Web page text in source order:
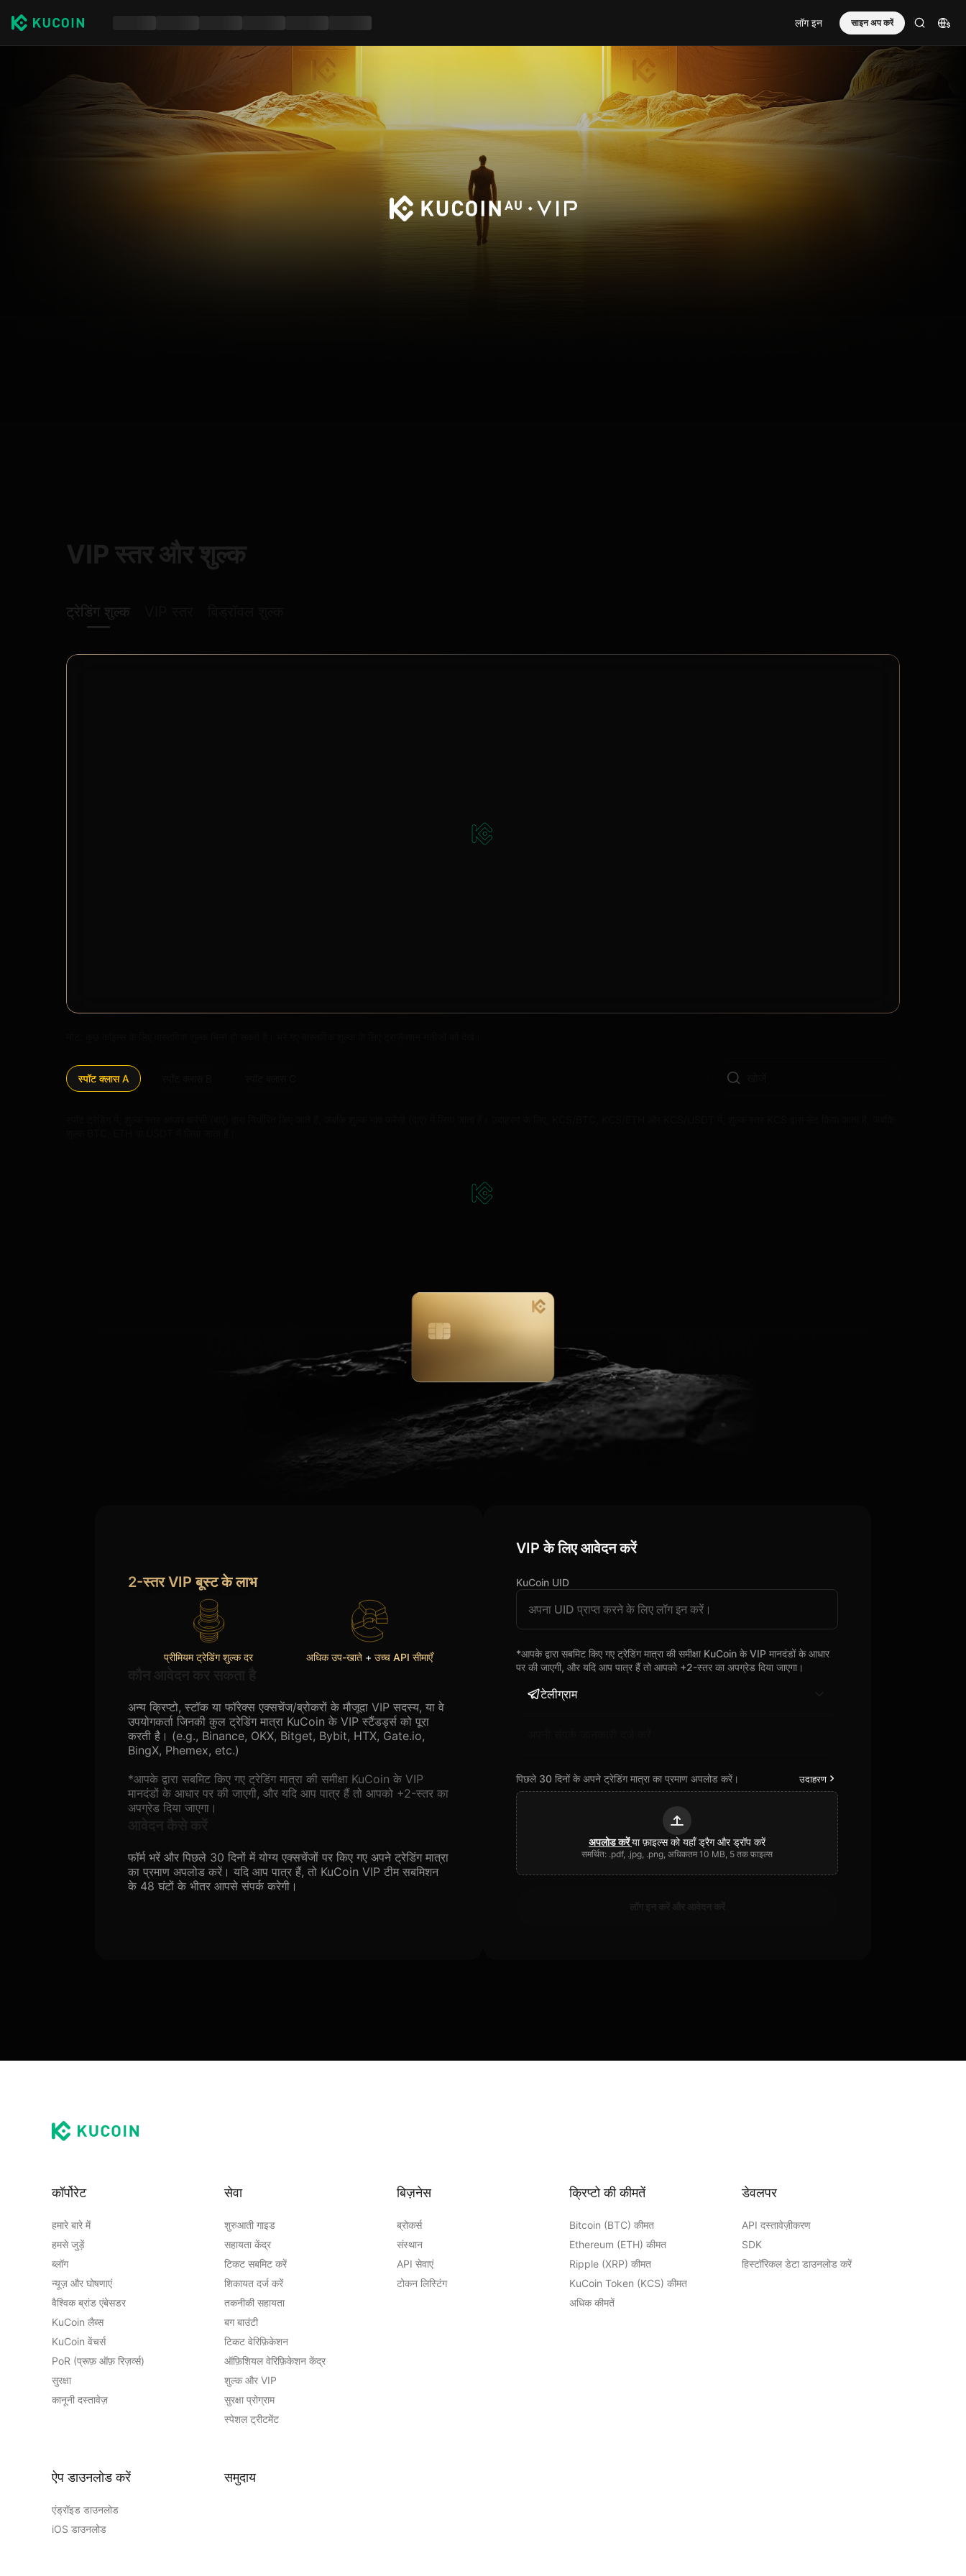
लॉग इन साइन अप करें
VIP स्तर और शुल्क
ट्रेडिंग शुल्क
स्पॉट क्लास A
2-स्तर VIP बूस्ट के लाभ
प्रीमियम ट्रेडिंग शुल्क दर अधिक उप-खाते + उच्च API सीमाएँ
अन्य क्रिप्टो, स्टॉक या फॉरेक्स एक्सचेंज/ब्रोकरों के मौजूदा VIP सदस्य, या वे
उपयोगकर्ता जिनकी कुल ट्रेडिंग मात्रा KuCoin के VIP स्टैंडर्ड्स को पूरा
करती है। (e.g., Binance, OKX, Bitget, Bybit, HTX, Gate.io,
BingX, Phemex, etc.)
*आपके द्वारा सबमिट किए गए ट्रेडिंग मात्रा की समीक्षा KuCoin के VIP
मानदंडों के आधार पर की जाएगी, और यदि आप पात्र हैं तो आपको +2-स्तर का
अपग्रेड दिया जाएगा।
फॉर्म भरें और पिछले 30 दिनों में योग्य एक्सचेंजों पर किए गए अपने ट्रेडिंग मात्रा
का प्रमाण अपलोड करें। यदि आप पात्र हैं, तो KuCoin VIP टीम सबमिशन
के 48 घंटों के भीतर आपसे संपर्क करेगी।
VIP के लिए आवेदन करें
KuCoin UID
*आपके द्वारा सबमिट किए गए ट्रेडिंग मात्रा की समीक्षा KuCoin के VIP मानदंडों के आधार
पर की जाएगी, और यदि आप पात्र हैं तो आपको +2-स्तर का अपग्रेड दिया जाएगा।
टेलीग्राम
पिछले 30 दिनों के अपने ट्रेडिंग मात्रा का प्रमाण अपलोड करें। उदाहरण
अपलोड करेंया फ़ाइल्स को यहाँ ड्रैग और ड्रॉप करें
समर्थित: .pdf, .jpg, .png, अधिकतम 10 MB, 5 तक फ़ाइल्स
कॉर्पोरेट
हमारे बारे में
हमसे जुड़ें
ब्लॉग
न्यूज़ और घोषणाएं
वैश्विक ब्रांड एंबेसडर
KuCoin लैब्स
KuCoin वेंचर्स
PoR (प्रूफ़ ऑफ़ रिज़र्व्स)
सुरक्षा
कानूनी दस्तावेज़
सेवा
शुरुआती गाइड
सहायता केंद्र
टिकट सबमिट करें
शिकायत दर्ज करें
तकनीकी सहायता
बग बाउंटी
टिकट वेरिफ़िकेशन
ऑफ़िशियल वेरिफ़िकेशन केंद्र
शुल्क और VIP
सुरक्षा प्रोग्राम
स्पेशल ट्रीटमेंट
बिज़नेस
ब्रोकर्स
संस्थान
API सेवाएं
टोकन लिस्टिंग
क्रिप्टो की कीमतें
Bitcoin (BTC) कीमत
Ethereum (ETH) कीमत
Ripple (XRP) कीमत
KuCoin Token (KCS) कीमत
अधिक कीमतें
डेवलपर
API दस्तावेज़ीकरण
SDK
हिस्टॉरिकल डेटा डाउनलोड करें
ऐप डाउनलोड करें
एंड्रॉइड डाउनलोड
iOS डाउनलोड
समुदाय